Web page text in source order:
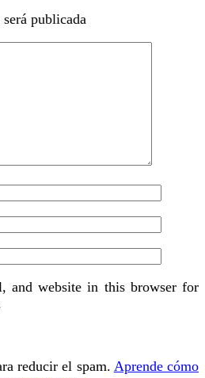
publicada
and website in this browser for
reducir el spam. Aprende cómo